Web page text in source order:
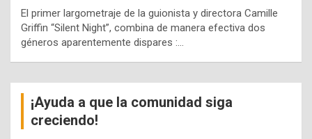
El primer largometraje de la guionista y directora Camille
Griffin “Silent Night”, combina de manera efectiva dos
géneros aparentemente dispares :…
¡Ayuda a que la comunidad siga
creciendo!